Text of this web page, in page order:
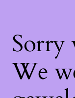
Sorry
We